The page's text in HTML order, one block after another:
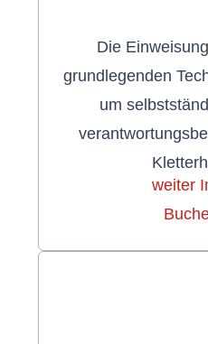
Die
grundlegenden
um
weiter